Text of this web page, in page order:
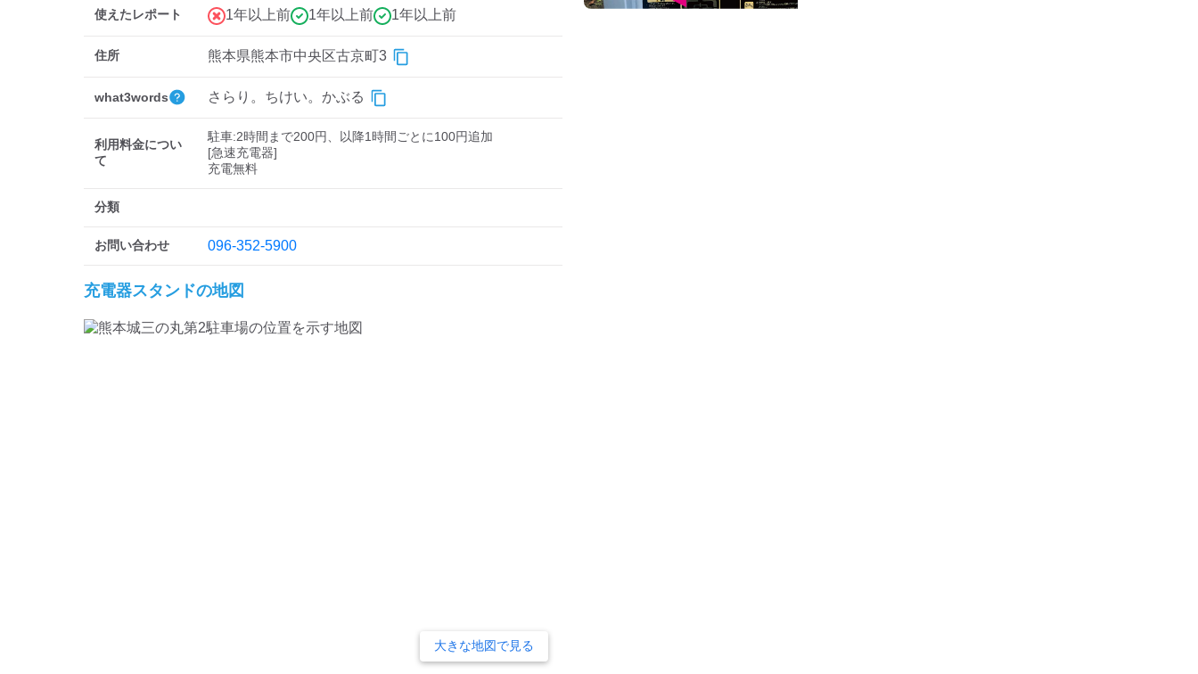
使えたレポート 1年以上前 1年以上前 1年以上前
住所 熊本県熊本市中央区古京町3
what3words さらり。ちけい。かぶる
利用料金につい
て
駐車:2時間まで200円、以降1時間ごとに100円追加
[急速充電器]
充電無料
分類
お問い合わせ 096-352-5900
充電器スタンドの地図
大きな地図で見る